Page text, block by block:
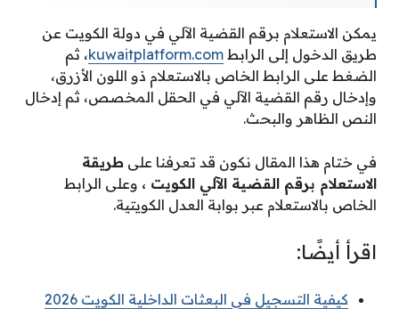
يمكن الاستعلام برقم القضية الآلي في دولة الكويت عن
طريق الدخول إلى الرابط kuwaitplatform.com، ثم
الضغط على الرابط الخاص بالاستعلام ذو اللون الأزرق،
وإدخال رقم القضية الآلي في الحقل المخصص، ثم إدخال
النص الظاهر والبحث.
في ختام هذا المقال نكون قد تعرفنا على طريقة
الاستعلام برقم القضية الآلي الكويت ، وعلى الرابط
الخاص بالاستعلام عبر بوابة العدل الكويتية.
اقرأ أيضًا:
كيفية التسجيل في البعثات الداخلية الكويت 2026